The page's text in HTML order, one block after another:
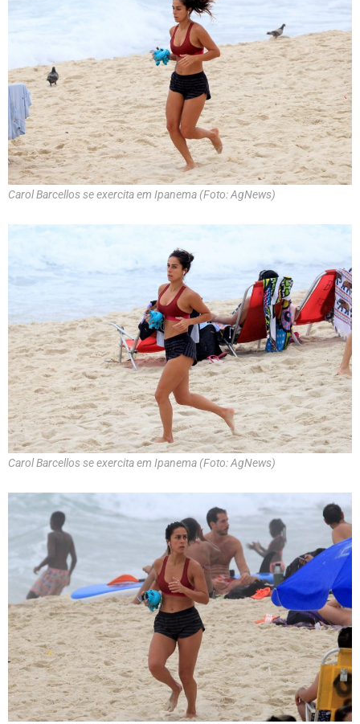
Carol Barcellos se exercita em Ipanema (Foto: AgNews)
Carol Barcellos se exercita em Ipanema (Foto: AgNews)